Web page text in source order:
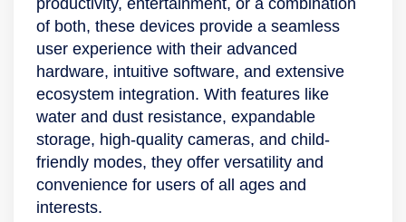
of both, these devices provide a seamless
user experience with their advanced
hardware, intuitive software, and extensive
ecosystem integration. With features like
water and dust resistance, expandable
storage, high-quality cameras, and child-
friendly modes, they offer versatility and
convenience for users of all ages and
interests.